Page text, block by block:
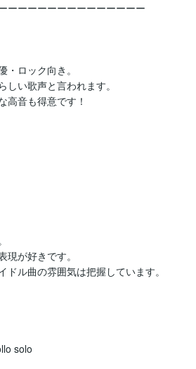
ーーーーーーーーーーーーーー
・ロック向き。
しい歌声と言われます。
高音も得意です！
が好きです。
ドル曲の雰囲気は把握しています。
solo